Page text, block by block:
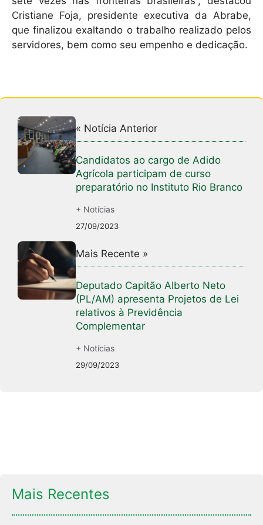
Cristiane Foja, presidente executiva da Abrabe,
que finalizou exaltando o trabalho realizado pelos
servidores, bem como seu empenho e dedicação.
« Notícia Anterior
Candidatos ao cargo de Adido
Agrícola participam de curso
preparatório no Instituto Rio Branco
+ Notícias
27/09/2023
Mais Recente »
Deputado Capitão Alberto Neto
(PL/AM) apresenta Projetos de Lei
relativos à Previdência
Complementar
+ Notícias
29/09/2023
Mais Recentes